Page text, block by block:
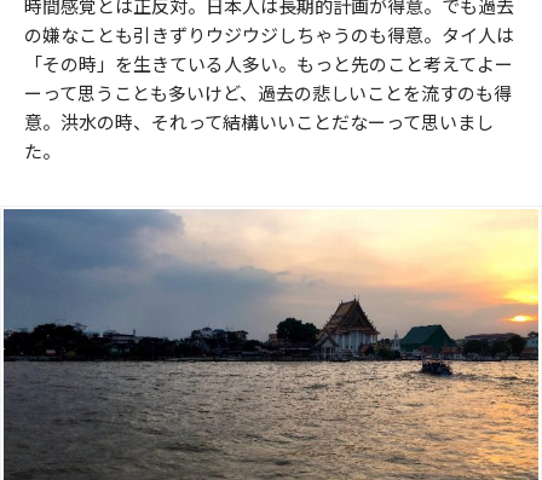
の嫌なことも引きずりウジウジしちゃうのも得意。タイ人は
「その時」を生きている人多い。もっと先のこと考えてよー
ーって思うことも多いけど、過去の悲しいことを流すのも得
意。洪水の時、それって結構いいことだなーって思いまし
た。